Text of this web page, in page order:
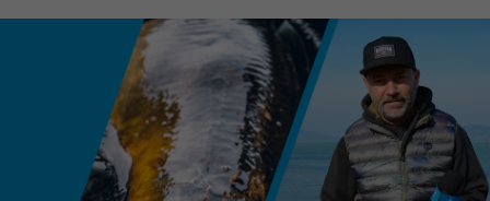
termékoldalon
választhatók
ki